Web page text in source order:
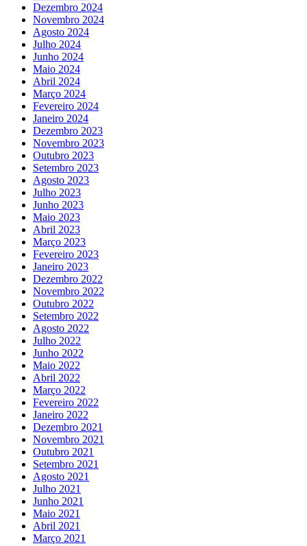
Dezembro 2024
Novembro 2024
Agosto 2024
Julho 2024
Junho 2024
Maio 2024
Abril 2024
Março 2024
Fevereiro 2024
Janeiro 2024
Dezembro 2023
Novembro 2023
Outubro 2023
Setembro 2023
Agosto 2023
Julho 2023
Junho 2023
Maio 2023
Abril 2023
Março 2023
Fevereiro 2023
Janeiro 2023
Dezembro 2022
Novembro 2022
Outubro 2022
Setembro 2022
Agosto 2022
Julho 2022
Junho 2022
Maio 2022
Abril 2022
Março 2022
Fevereiro 2022
Janeiro 2022
Dezembro 2021
Novembro 2021
Outubro 2021
Setembro 2021
Agosto 2021
Julho 2021
Junho 2021
Maio 2021
Abril 2021
Março 2021